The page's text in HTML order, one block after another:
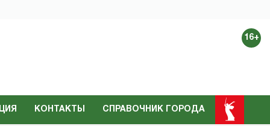
16+
КОНТАКТЫ СПРАВОЧНИК ГОРОДА